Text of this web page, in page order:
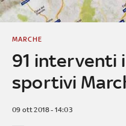
91 interventi
sportivi
MARCHE
09 ott 2018 - 14:03